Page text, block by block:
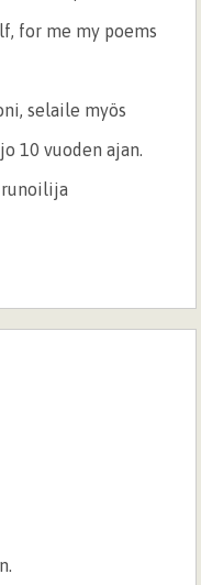
for me my poems
selaile myös
10 vuoden ajan.